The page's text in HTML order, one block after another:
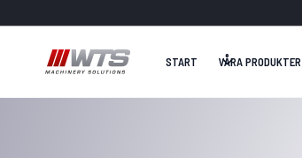
START VÅRA PRODUKTER